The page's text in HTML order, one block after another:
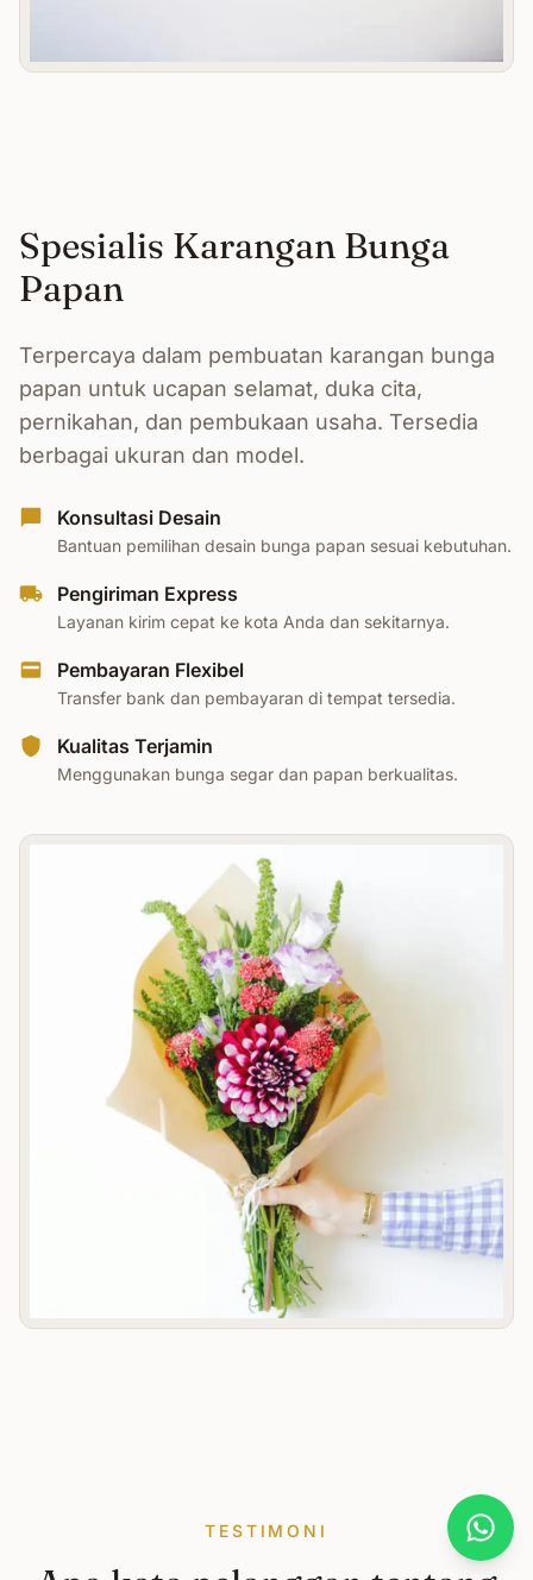
Spesialis Karangan Bunga
Papan
Terpercaya dalam pembuatan karangan bunga
papan untuk ucapan selamat, duka cita,
pernikahan, dan pembukaan usaha. Tersedia
berbagai ukuran dan model.
Konsultasi Desain
Bantuan pemilihan desain bunga papan sesuai kebutuhan.
Pengiriman Express
Layanan kirim cepat ke kota Anda dan sekitarnya.
Pembayaran Flexibel
Transfer bank dan pembayaran di tempat tersedia.
Kualitas Terjamin
Menggunakan bunga segar dan papan berkualitas.
TESTIMONI